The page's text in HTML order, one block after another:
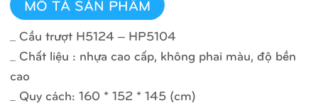
MÔ TẢ SẢN PHẨM
_ Cầu trượt H5124 – HP5104
_ Chất liệu : nhựa cao cấp, không phai màu, độ bền
cao
_ Quy cách: 160 * 152 * 145 (cm)